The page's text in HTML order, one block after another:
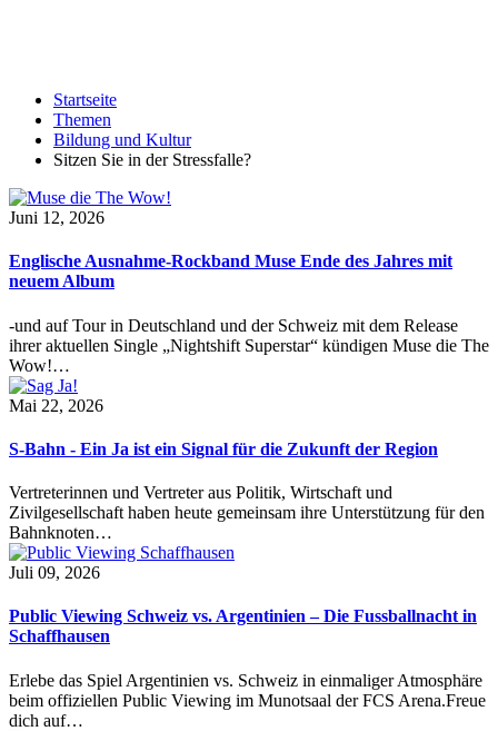
Startseite
Themen
Bildung und Kultur
Sitzen Sie in der Stressfalle?
Juni 12, 2026
Englische Ausnahme-Rockband Muse Ende des Jahres mit
neuem Album
-und auf Tour in Deutschland und der Schweiz mit dem Release
ihrer aktuellen Single „Nightshift Superstar“ kündigen Muse die The
Wow!…
Mai 22, 2026
S-Bahn - Ein Ja ist ein Signal für die Zukunft der Region
Vertreterinnen und Vertreter aus Politik, Wirtschaft und
Zivilgesellschaft haben heute gemeinsam ihre Unterstützung für den
Bahnknoten…
Juli 09, 2026
Public Viewing Schweiz vs. Argentinien – Die Fussballnacht in
Schaffhausen
Erlebe das Spiel Argentinien vs. Schweiz in einmaliger Atmosphäre
beim offiziellen Public Viewing im Munotsaal der FCS Arena.Freue
dich auf…